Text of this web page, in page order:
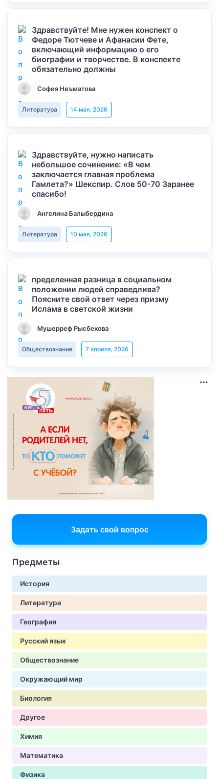
Здравствуйте! Мне нужен конспект о
Федоре Тютчеве и Афанасии Фете,
включающий информацию о его
биографии и творчестве. В конспекте
обязательно должны
София Неъматова
Литература 14 мая, 2026
Здравствуйте, нужно написать
небольшое сочинение: «В чем
заключается главная проблема
Гамлета?» Шекспир. Слов 50-70 Заранее
спасибо!
Ангелина Балыбердина
Литература 10 мая, 2026
пределенная разница в социальном
положении людей справедлива?
Поясните свой ответ через призму
Ислама в светской жизни
Мушерреф Рысбекова
Обществознание 7 апреля, 2026
Задать свой вопрос
Предметы
История
Литература
География
Русский язык
Обществознание
Окружающий мир
Биология
Другое
Химия
Математика
Физика